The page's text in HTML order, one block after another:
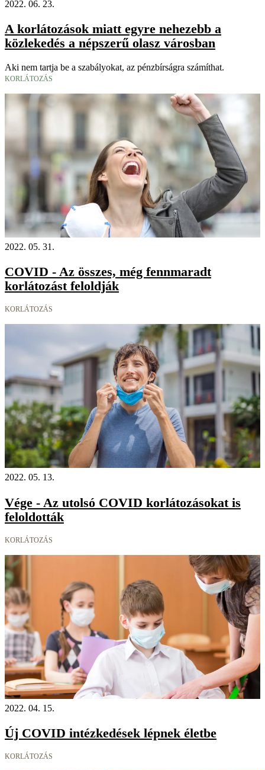
2022. 06. 23.
A korlátozások miatt egyre nehezebb a
közlekedés a népszerű olasz városban
Aki nem tartja be a szabályokat, az pénzbírságra számíthat.
KORLÁTOZÁS
2022. 05. 31.
COVID - Az összes, még fennmaradt
korlátozást feloldják
KORLÁTOZÁS
2022. 05. 13.
Vége - Az utolsó COVID korlátozásokat is
feloldották
KORLÁTOZÁS
2022. 04. 15.
Új COVID intézkedések lépnek életbe
KORLÁTOZÁS